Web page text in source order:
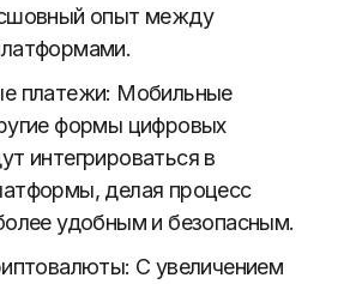
опыт между
платежи: Мобильные
формы цифровых
интегрироваться в
делая процесс
удобным и безопасным.
С увеличением